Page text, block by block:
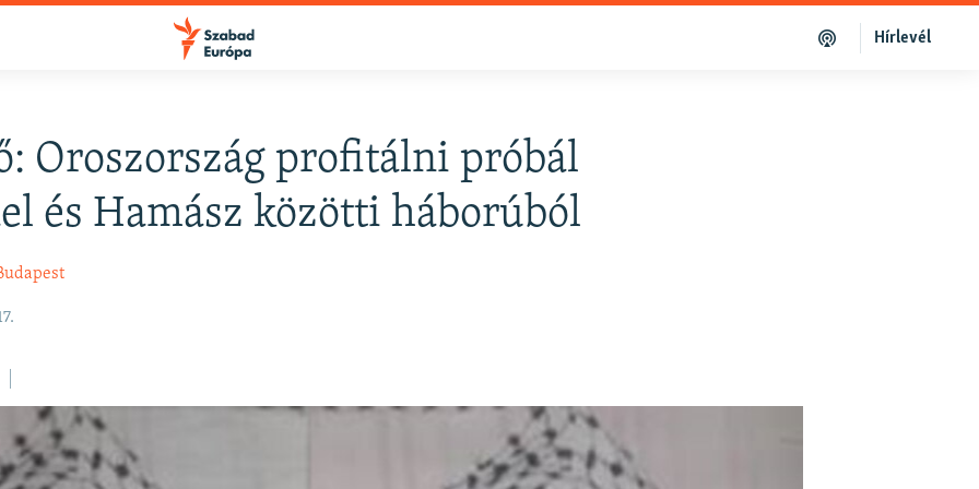
Hírlevél
Oroszország profitálni próbál
és Hamász közötti háborúból
FELIRATKOZÁS